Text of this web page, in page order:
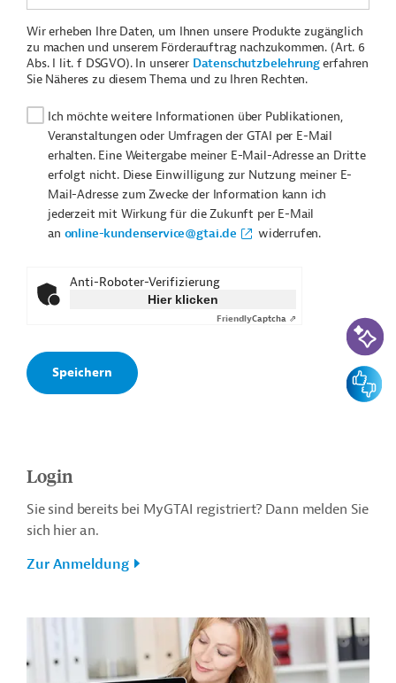
Wir erheben Ihre Daten, um Ihnen unsere Produkte zugänglich
zu machen und unserem Förderauftrag nachzukommen. (Art. 6
Abs. I lit. f DSGVO). In unserer Datenschutzbelehrungerfahren
Sie Näheres zu diesem Thema und zu Ihren Rechten.
Ich möchte weitere Informationen über Publikationen,
Veranstaltungen oder Umfragen der GTAI per E-Mail
erhalten. Eine Weitergabe meiner E-Mail-Adresse an Dritte
erfolgt nicht. Diese Einwilligung zur Nutzung meiner E-
Mail-Adresse zum Zwecke der Information kann ich
jederzeit mit Wirkung für die Zukunft per E-Mail
an online-kundenservice@gtai.de widerrufen.
Anti-Roboter-Verifizierung
Hier klicken
FriendlyCaptcha ⇗
Login
Sie sind bereits bei MyGTAI registriert? Dann melden Sie
sich hier an.
Zur Anmeldung
KI-